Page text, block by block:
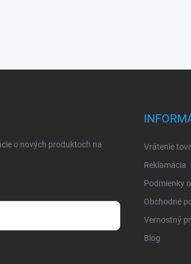
o nových produktoch na
Vrátenie
Reklamácia
Podmienky
Obchodné
Vernostný
Blog